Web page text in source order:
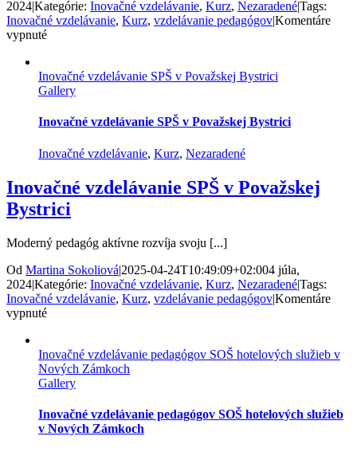
2024|Kategórie: Inovačné vzdelávanie, Kurz, Nezaradené|Tags:
Inovačné vzdelávanie, Kurz, vzdelávanie pedagógov|Komentáre
vypnuténa
na
ZŠ
v
Zámkoch
Inovačné vzdelávanie SPŠ v Považskej Bystrici
Gallery
Inovačné vzdelávanie SPŠ v Považskej Bystrici
Inovačné vzdelávanie, Kurz, Nezaradené
Inovačné vzdelávanie SPŠ v Považskej
Bystrici
Moderný pedagóg aktívne rozvíja svoju [...]
Od Martina Sokoliová|2025-04-24T10:49:09+02:004 júla,
2024|Kategórie: Inovačné vzdelávanie, Kurz, Nezaradené|Tags:
Inovačné vzdelávanie, Kurz, vzdelávanie pedagógov|Komentáre
vypnuténa
SPŠ
v
Považskej
Inovačné vzdelávanie pedagógov SOŠ hotelových služieb v
Nových Zámkoch
Gallery
Inovačné vzdelávanie pedagógov SOŠ hotelových služieb
v Nových Zámkoch